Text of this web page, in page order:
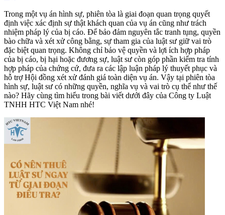
Trong một vụ án hình sự, phiên tòa là giai đoạn quan trọng quyết
định việc xác định sự thật khách quan của vụ án cũng như trách
nhiệm pháp lý của bị cáo. Để bảo đảm nguyên tắc tranh tụng, quyền
bào chữa và xét xử công bằng, sự tham gia của luật sư giữ vai trò
đặc biệt quan trọng. Không chỉ bảo vệ quyền và lợi ích hợp pháp
của bị cáo, bị hại hoặc đương sự, luật sư còn góp phần kiểm tra tính
hợp pháp của chứng cứ, đưa ra các lập luận pháp lý thuyết phục và
hỗ trợ Hội đồng xét xử đánh giá toàn diện vụ án. Vậy tại phiên tòa
hình sự, luật sư có những quyền, nghĩa vụ và vai trò cụ thể như thế
nào? Hãy cùng tìm hiểu trong bài viết dưới đây của Công ty Luật
TNHH HTC Việt Nam nhé!